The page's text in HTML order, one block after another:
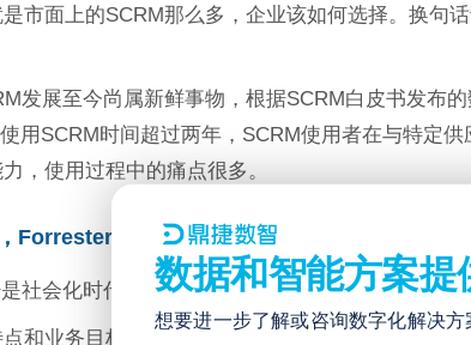
市面上的SCRM那么多，企业该如何选择。换句
发展至今尚属新鲜事物，根据SCRM白皮书发布
用SCRM时间超过两年，SCRM使用者在与特定
，使用过程中的痛点很多。
Forrester根据调查数据为公司提出了以下几条
社会化时代的必需；
和业务目标的内部标准进行SCRM供应商选择；
数据和智能方案提
想要进一步了解或咨询数字化解决方